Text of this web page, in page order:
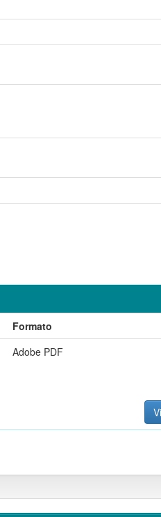
Formato
Adobe PDF